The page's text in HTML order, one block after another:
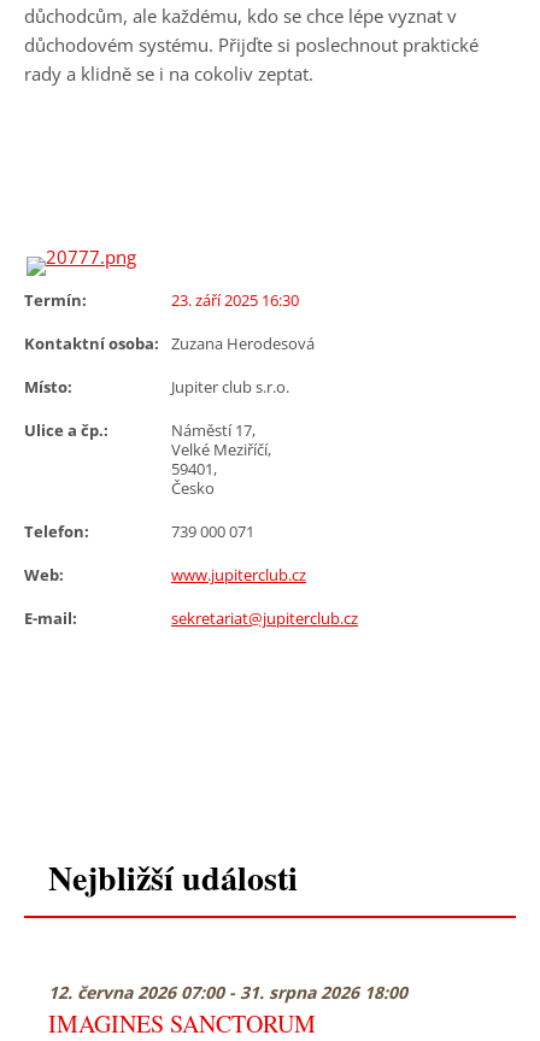
důchodcům, ale každému, kdo se chce lépe vyznat v
důchodovém systému. Přijďte si poslechnout praktické
rady a klidně se i na cokoliv zeptat.
Termín:
23. září 2025 16:30
Kontaktní osoba:
Zuzana Herodesová
Místo:
Jupiter club s.r.o.
Ulice a čp.:
Náměstí 17,
Velké Meziříčí,
59401,
Česko
Telefon:
739 000 071
Web:
www.jupiterclub.cz
E-mail:
sekretariat@jupiterclub.cz
Nejbližší události
12. června 2026 07:00 - 31. srpna 2026 18:00
IMAGINES SANCTORUM